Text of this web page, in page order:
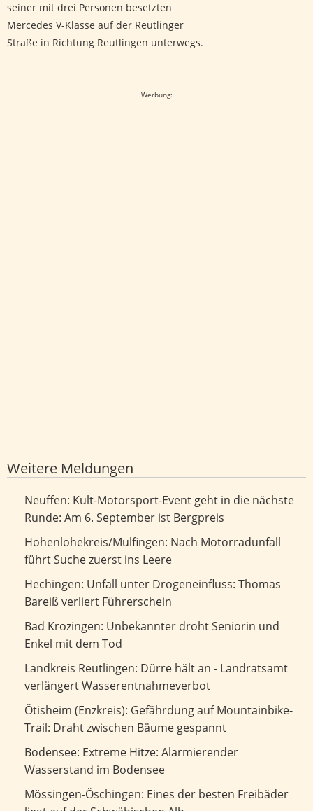
seiner mit drei Personen besetzten
Mercedes V-Klasse auf der Reutlinger
Straße in Richtung Reutlingen unterwegs.
Werbung:
Weitere Meldungen
Kult-Motorsport-Event geht in die nächste Runde: Am 6.
September ist Bergpreis
Neuffen: Kult-Motorsport-Event geht in die nächste
Runde: Am 6. September ist Bergpreis
Nach Motorradunfall führt Suche zuerst ins Leere
Hohenlohekreis/Mulfingen: Nach Motorradunfall
führt Suche zuerst ins Leere
Unfall unter Drogeneinfluss: Thomas Bareiß verliert
Führerschein
Hechingen: Unfall unter Drogeneinfluss: Thomas
Bareiß verliert Führerschein
Unbekannter droht Seniorin und Enkel mit dem Tod
Bad Krozingen: Unbekannter droht Seniorin und
Enkel mit dem Tod
Dürre hält an - Landratsamt verlängert
Wasserentnahmeverbot
Landkreis Reutlingen: Dürre hält an - Landratsamt
verlängert Wasserentnahmeverbot
Gefährdung auf Mountainbike-Trail: Draht zwischen
Bäume gespannt
Ötisheim (Enzkreis): Gefährdung auf Mountainbike-
Trail: Draht zwischen Bäume gespannt
Extreme Hitze: Alarmierender Wasserstand im Bodensee
Bodensee: Extreme Hitze: Alarmierender
Wasserstand im Bodensee
Eines der besten Freibäder liegt auf der Schwäbischen Alb
Mössingen-Öschingen: Eines der besten Freibäder